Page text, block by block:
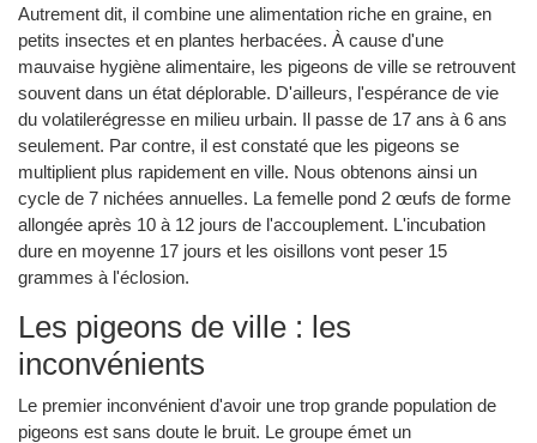
Autrement dit, il combine une alimentation riche en graine, en
petits insectes et en plantes herbacées. À cause d'une
mauvaise hygiène alimentaire, les pigeons de ville se retrouvent
souvent dans un état déplorable. D'ailleurs, l'espérance de vie
du volatilerégresse en milieu urbain. Il passe de 17 ans à 6 ans
seulement. Par contre, il est constaté que les pigeons se
multiplient plus rapidement en ville. Nous obtenons ainsi un
cycle de 7 nichées annuelles. La femelle pond 2 œufs de forme
allongée après 10 à 12 jours de l'accouplement. L'incubation
dure en moyenne 17 jours et les oisillons vont peser 15
grammes à l'éclosion.
Les pigeons de ville : les
inconvénients
Le premier inconvénient d'avoir une trop grande population de
pigeons est sans doute le bruit. Le groupe émet un